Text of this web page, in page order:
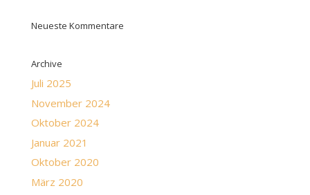
Neueste Kommentare
Archive
Juli 2025
November 2024
Oktober 2024
Januar 2021
Oktober 2020
März 2020